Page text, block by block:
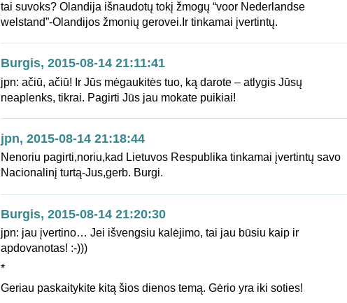
tai suvoks? Olandija išnaudotų tokį žmogų “voor Nederlandse
welstand”-Olandijos žmonių gerovei.Ir tinkamai įvertintų.
Burgis, 2015-08-14 21:11:41
jpn: ačiū, ačiū! Ir Jūs mėgaukitės tuo, ką darote – atlygis Jūsų
neaplenks, tikrai. Pagirti Jūs jau mokate puikiai!
jpn, 2015-08-14 21:18:44
Nenoriu pagirti,noriu,kad Lietuvos Respublika tinkamai įvertintų savo
Nacionalinį turtą-Jus,gerb. Burgi.
Burgis, 2015-08-14 21:20:30
jpn: jau įvertino… Jei išvengsiu kalėjimo, tai jau būsiu kaip ir
apdovanotas! :-)))
*
Geriau paskaitykite kitą šios dienos temą. Gėrio yra iki soties!